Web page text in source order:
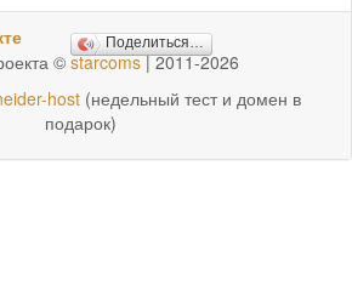
Поделиться…
© starcoms| 2011-2026
host(недельный тест и домен в
подарок)